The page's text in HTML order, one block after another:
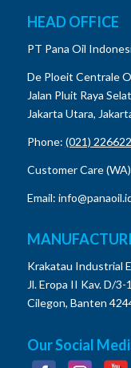
HEAD OFFICE
PT Pana Oil
De Ploeit Centrale
Jalan Pluit Raya
Jakarta Utara,
Phone: (021)
Customer Care
Email:
Krakatau Industrial
Jl. Eropa II Kav. D/
Cilegon, Banten
Our Social